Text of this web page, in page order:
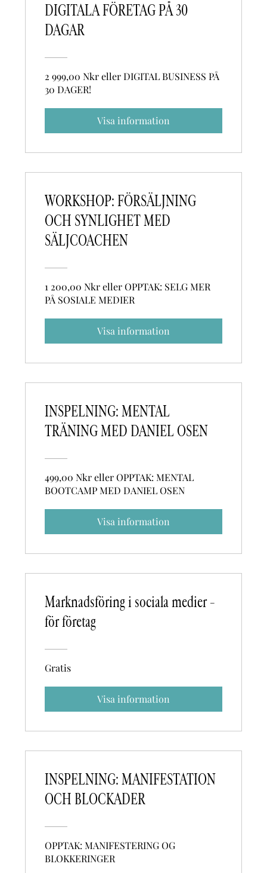
DIGITALA FÖRETAG PÅ 30
DAGAR
2 999,00 Nkr eller DIGITAL BUSINESS PÅ
30 DAGER!
Visa information
WORKSHOP: FÖRSÄLJNING
OCH SYNLIGHET MED
SÄLJCOACHEN
1 200,00 Nkr eller OPPTAK: SELG MER
PÅ SOSIALE MEDIER
Visa information
INSPELNING: MENTAL
TRÄNING MED DANIEL OSEN
499,00 Nkr eller OPPTAK: MENTAL
BOOTCAMP MED DANIEL OSEN
Visa information
Marknadsföring i sociala medier –
för företag
Gratis
Visa information
INSPELNING: MANIFESTATION
OCH BLOCKADER
OPPTAK: MANIFESTERING OG
BLOKKERINGER